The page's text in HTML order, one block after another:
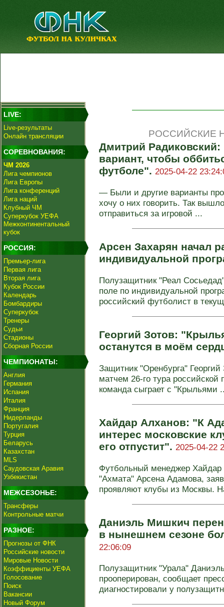
LIVE:
Live-результаты
Онлайн трансляции
СОРЕВНОВАНИЯ:
ЧМ 2026
Лига чемпионов
Лига Европы
Лига конференций
Лига наций
Клубный ЧМ
Суперкубок УЕФА
Межконтинентальный
кубок
РОССИЯ:
Премьер-лига
Первая лига
Вторая лига
Кубок России
Календарь
Бомбардиры
Суперкубок
Тренеры
Судьи
Стадионы
Сборная России
ЧЕМПИОНАТЫ:
Англия
Германия
Испания
Италия
Франция
Нидерланды
Португалия
Турция
Беларусь
Казахстан
MLS
Саудовская Аравия
Узбекистан
МЕЖСЕЗОНЬЕ:
Трансферы
Контрольные матчи
РАЗНОЕ:
Прогнозы от ФНК
Российские новости
Мировые Новости
Коэффициенты УЕФА
Голосование
Поиск
Вакансии
Новый Форум
РОССИЙСКИЕ
Дмитрий
вариант, чтобы
футболе". 2025-04-22
— Были и другие варианты
хочу о них говорить. Так
отправиться за игровой ...
Арсен Захарян начал
индивидуальной
Полузащитник "Реал
поле по индивидуальной
российский футболист в
Георгий Зотов:
останутся в моём
Защитник "Оренбурга"
матчем 26-го тура российской
команда сыграет с "Крыльями
Хайдар Алханов: "К
интерес московские
его отпустит". 2025-04-22
Футбольный менеджер
"Ахмата" Арсена Адамова,
проявляют клубы из Москвы.
Даниэль Мишкич
в нынешнем сезоне
22:06:09
Полузащитник "Урала"
прооперирован, сообщает
диагностировали у